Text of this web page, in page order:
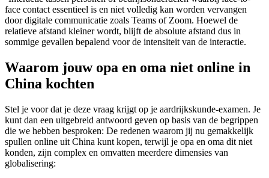
face contact essentieel is en niet volledig kan worden vervangen
door digitale communicatie zoals Teams of Zoom. Hoewel de
relatieve afstand kleiner wordt, blijft de absolute afstand dus in
sommige gevallen bepalend voor de intensiteit van de interactie.
Waarom jouw opa en oma niet online in
China kochten
Stel je voor dat je deze vraag krijgt op je aardrijkskunde-examen. Je
kunt dan een uitgebreid antwoord geven op basis van de begrippen
die we hebben besproken: De redenen waarom jij nu gemakkelijk
spullen online uit China kunt kopen, terwijl je opa en oma dit niet
konden, zijn complex en omvatten meerdere dimensies van
globalisering: